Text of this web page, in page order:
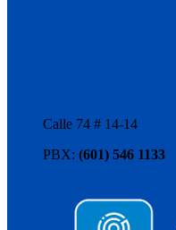
Calle 74 # 14-14
PBX: (601) 546 1133